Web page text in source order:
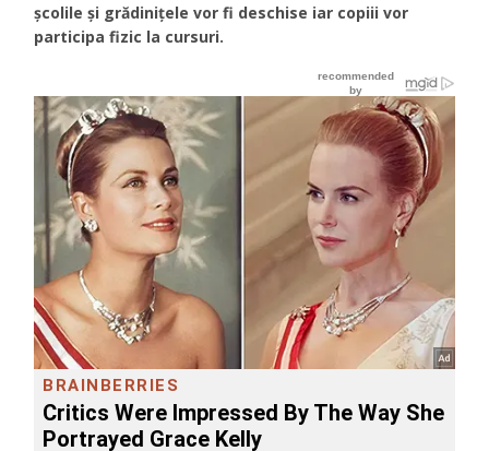
școlile și grădinițele vor fi deschise iar copiii vor
participa fizic la cursuri.